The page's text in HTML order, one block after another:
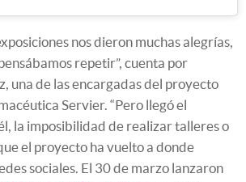
nos dieron muchas alegrías,
repetir”, cuenta por
una de las encargadas del proyecto
Servier. “Pero llegó el
la imposibilidad de realizar talleres o
el proyecto ha vuelto a donde
sociales. El 30 de marzo lanzaron